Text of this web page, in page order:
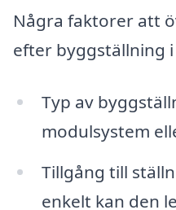
Några faktorer att
efter byggställning
Typ av
modulsystem
Tillgång till
enkelt kan den